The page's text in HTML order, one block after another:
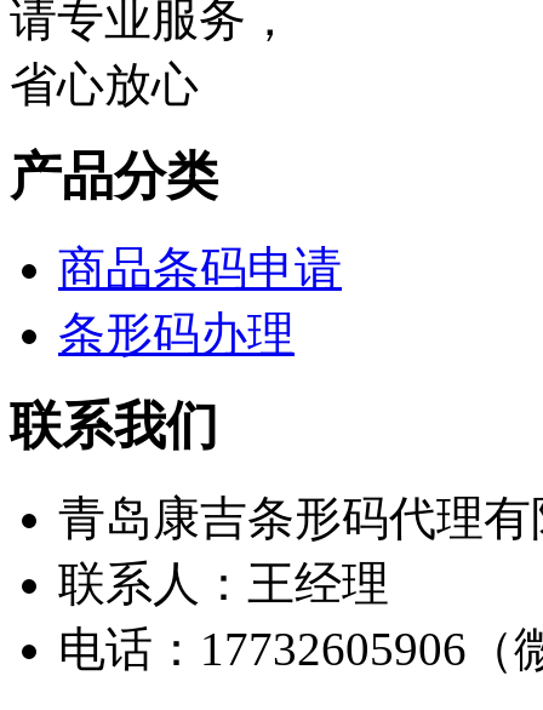
产品分类
商品条码申请
条形码办理
联系我们
青岛康吉条形码代理
联系人：王经理
电话：17732605906（